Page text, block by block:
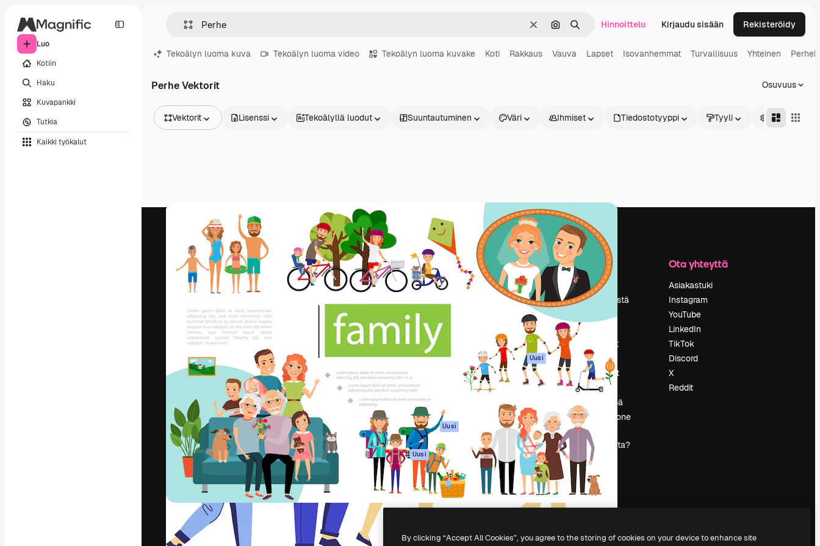
Luo
Kotiin
Haku
Kuvapankki
Tutkia
Kaikki työkalut
SelkeäHae kuvan perusteella
Haku Hinnoittelu Kirjaudu sisään Rekisteröidy
Tekoälyn luoma kuva Tekoälyn luoma video Tekoälyn luoma kuvake Koti Rakkaus Vauva Lapset Isovanhemmat Turvallisuus Yhteinen
Perhe Vektorit Osuvuus
Vektorit
Videot
Videomateriaali
Liikegrafiikka
Videopohjat
Kuvakkeet
3D mallit
Fontit
Lisenssi Tekoälyllä luodut Suuntautuminen Väri Ihmiset Tiedostotyyppi Tyyli Edistynyt
Luova alusta parhaiden töidesi
toteuttamiseen. Yli miljoona tilaajaa
luovien alojen ammattilaisten, yritysten,
toimistojen ja studioiden joukossa.
Suomi
Tuotteet
Spaces
Tekoälyllä toimiva
kuvageneraattori
Tekoälyllä toimiva
videogeneraattori
Tekoälyllä toimiva
äänigeneraattori
Kuvapankkisisältö
MCP
Claudelle ja
ChatGPT:lle
Uusi
Agentit Uusi
API
Mobiilisovellus
Kaikki Magnific-
työkalut
Aloita
Academy
Dokumentaatio
Käyttöehdot
Tietosuojakäytäntö
Alkuperäiset Uusi
Evästepolitiikka
Luottamuskeskus
Kumppanit
Yrityksille
Yritys
Hinnoittelu
Tietoja meistä
Urat
Hakutrendit
Blogi
Tapahtumat
Slidesgo
Myy sisältöä
Lehdistöhuone
Etsitkö
magnific.ai:ta?
Ota yhteyttä
Asiakastuki
Instagram
YouTube
LinkedIn
TikTok
Discord
X
Reddit
By clicking “Accept All Cookies”, you agree to the storing of cookies on your device to enhance site